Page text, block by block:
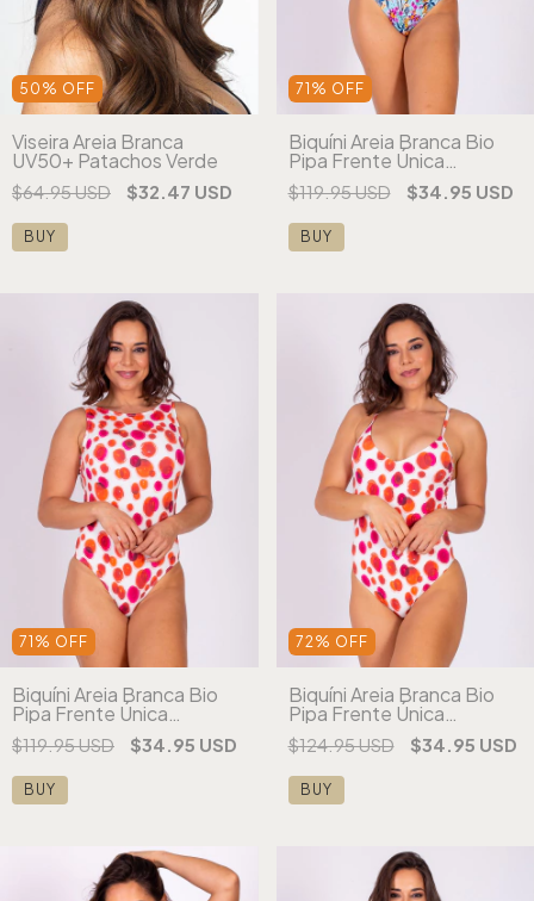
50 % OFF
Viseira Areia Branca
UV50+ Patachos Verde
$64.95 USD $32.47 USD
BUY
71 % OFF
Biquíni Areia Branca Bio
Pipa Frente Única
Estampado Vermelho
(cópia) (cópia) (cópia)
(cópia) (cópia) (cópia)
$119.95 USD $34.95 USD
BUY
71 % OFF
Biquíni Areia Branca Bio
Pipa Frente Única
Estampado Vermelho
(cópia) (cópia) (cópia)
(cópia) (cópia)
$119.95 USD $34.95 USD
BUY
72 % OFF
Biquíni Areia Branca Bio
Pipa Frente Única
Estampado Vermelho
(cópia) (cópia) (cópia)
(cópia)
$124.95 USD $34.95 USD
BUY